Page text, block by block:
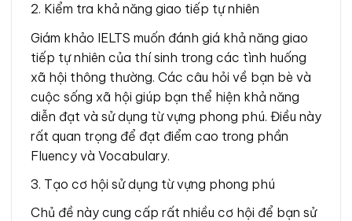
2. Kiểm tra khả năng giao tiếp tự nhiên
Giám khảo IELTS muốn đánh giá khả năng giao
tiếp tự nhiên của thí sinh trong các tình huống
xã hội thông thường. Các câu hỏi về bạn bè và
cuộc sống xã hội giúp bạn thể hiện khả năng
diễn đạt và sử dụng từ vựng phong phú. Điều này
rất quan trọng để đạt điểm cao trong phần
Fluency và Vocabulary.
3. Tạo cơ hội sử dụng từ vựng phong phú
Chủ đề này cung cấp rất nhiều cơ hội để bạn sử